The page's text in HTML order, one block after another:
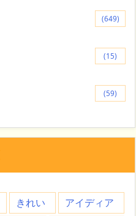
(649)
(15)
(59)
きれい
アイディア